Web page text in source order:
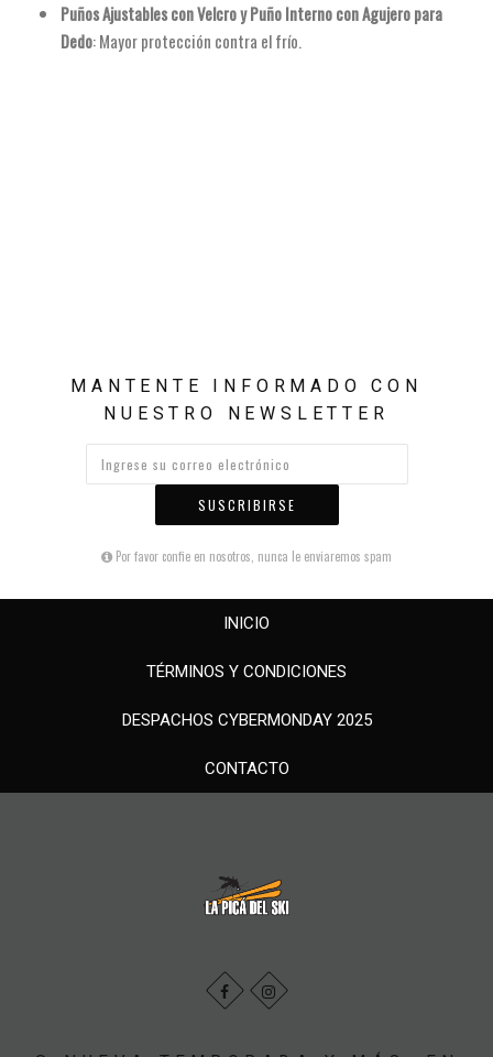
Puños Ajustables con Velcro y Puño Interno con Agujero para
Dedo: Mayor protección contra el frío.
MANTENTE INFORMADO CON
NUESTRO NEWSLETTER
SUSCRIBIRSE
Por favor confie en nosotros, nunca le enviaremos spam
INICIO
TÉRMINOS Y CONDICIONES
DESPACHOS CYBERMONDAY 2025
CONTACTO